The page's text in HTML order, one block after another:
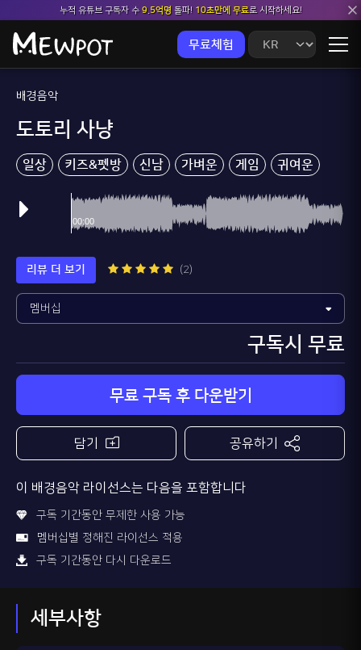
누적 유튜브 구독자 수9.5억명돌파! 10초만에 무료로 시작하세요!
무료체험
배경음악
도토리 사냥
일상 키즈&펫방 신남 가벼운 게임 귀여운
리뷰 더 보기 (2)
구독시 무료
무료 구독 후 다운받기
담기 공유하기
이 배경음악 라이선스는 다음을 포함합니다
구독 기간동안 무제한 사용 가능
멤버십별 정해진 라이선스 적용
구독 기간동안 다시 다운로드
세부사항